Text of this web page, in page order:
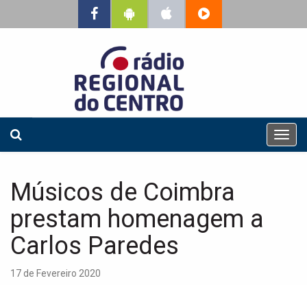
T
o
Músicos de Coimbra
prestam homenagem a
Carlos Paredes
17 de Fevereiro 2020